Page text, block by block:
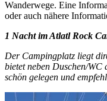
Wanderwege. Eine
oder auch nähere
1 Nacht im Atlatl Rock
Der Campingplatz liegt
bietet neben Duschen/
schön gelegen und